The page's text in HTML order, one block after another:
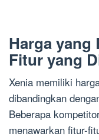
Harga yang
Fitur yang
Xenia memiliki
dibandingkan
Beberapa
menawarkan fitur-